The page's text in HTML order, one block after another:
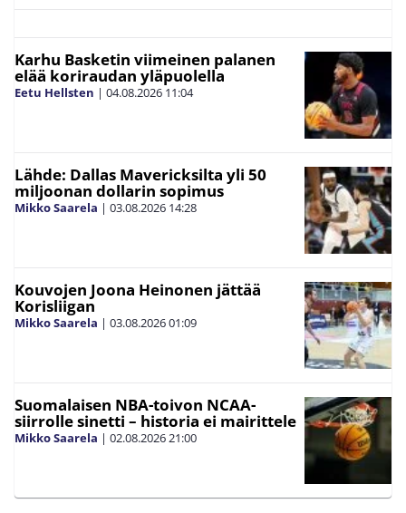
Karhu Basketin viimeinen palanen
elää koriraudan yläpuolella
Eetu Hellsten | 04.08.2026 11:04
Lähde: Dallas Mavericksilta yli 50
miljoonan dollarin sopimus
Mikko Saarela | 03.08.2026 14:28
Kouvojen Joona Heinonen jättää
Korisliigan
Mikko Saarela | 03.08.202601:09
Suomalaisen NBA-toivon NCAA-
siirrolle sinetti – historia ei mairittele
Mikko Saarela | 02.08.202621:00